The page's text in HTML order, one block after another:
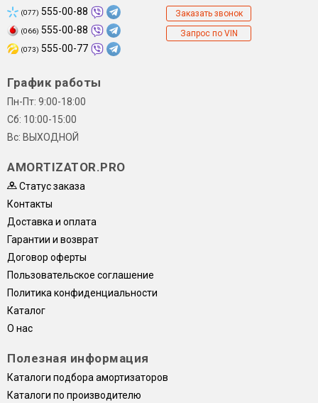
(077) 555-00-88
(066) 555-00-88
(073) 555-00-77
Заказать звонок
Запрос по VIN
График работы
Пн-Пт: 9:00-18:00
Сб: 10:00-15:00
Вс: ВЫХОДНОЙ
AMORTIZATOR.PRO
Статус заказа
Контакты
Доставка и оплата
Гарантии и возврат
Договор оферты
Пользовательское соглашение
Политика конфиденциальности
Каталог
О нас
Полезная информация
Каталоги подбора амортизаторов
Каталоги по производителю